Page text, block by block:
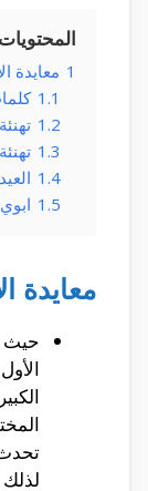
المحتويات
1 معايدة
1.1
1.2
1.3
1.4
1.5
معايدة
حيث
تحدث